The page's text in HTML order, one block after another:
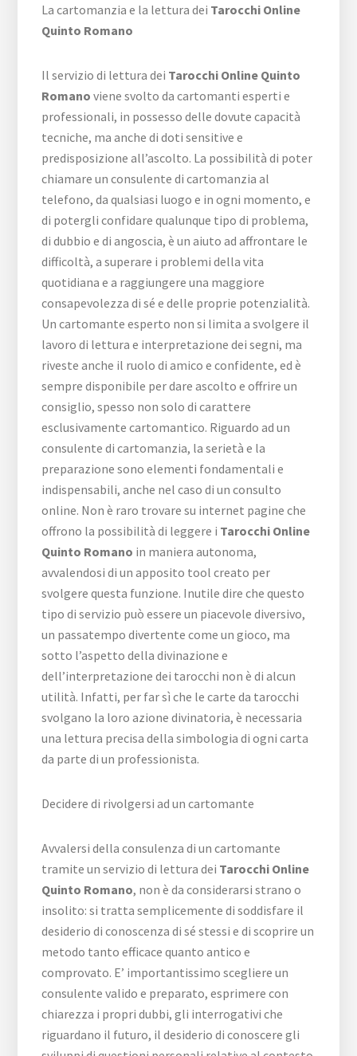
La cartomanzia e la lettura dei Tarocchi Online
Quinto Romano
Il servizio di lettura dei Tarocchi Online Quinto
Romano viene svolto da cartomanti esperti e
professionali, in possesso delle dovute capacità
tecniche, ma anche di doti sensitive e
predisposizione all’ascolto. La possibilità di poter
chiamare un consulente di cartomanzia al
telefono, da qualsiasi luogo e in ogni momento, e
di potergli confidare qualunque tipo di problema,
di dubbio e di angoscia, è un aiuto ad affrontare le
difficoltà, a superare i problemi della vita
quotidiana e a raggiungere una maggiore
consapevolezza di sé e delle proprie potenzialità.
Un cartomante esperto non si limita a svolgere il
lavoro di lettura e interpretazione dei segni, ma
riveste anche il ruolo di amico e confidente, ed è
sempre disponibile per dare ascolto e offrire un
consiglio, spesso non solo di carattere
esclusivamente cartomantico. Riguardo ad un
consulente di cartomanzia, la serietà e la
preparazione sono elementi fondamentali e
indispensabili, anche nel caso di un consulto
online. Non è raro trovare su internet pagine che
offrono la possibilità di leggere i Tarocchi Online
Quinto Romano in maniera autonoma,
avvalendosi di un apposito tool creato per
svolgere questa funzione. Inutile dire che questo
tipo di servizio può essere un piacevole diversivo,
un passatempo divertente come un gioco, ma
sotto l’aspetto della divinazione e
dell’interpretazione dei tarocchi non è di alcun
utilità. Infatti, per far sì che le carte da tarocchi
svolgano la loro azione divinatoria, è necessaria
una lettura precisa della simbologia di ogni carta
da parte di un professionista.
Decidere di rivolgersi ad un cartomante
Avvalersi della consulenza di un cartomante
tramite un servizio di lettura dei Tarocchi Online
Quinto Romano, non è da considerarsi strano o
insolito: si tratta semplicemente di soddisfare il
desiderio di conoscenza di sé stessi e di scoprire un
metodo tanto efficace quanto antico e
comprovato. E’ importantissimo scegliere un
consulente valido e preparato, esprimere con
chiarezza i propri dubbi, gli interrogativi che
riguardano il futuro, il desiderio di conoscere gli